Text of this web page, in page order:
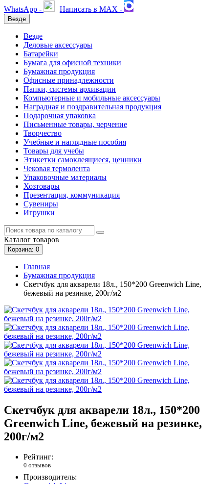
WhatsApp - Написать в MAX -
Везде
Везде
Деловые аксессуары
Батарейки
Бумага для офисной техники
Бумажная продукция
Офисные принадлежности
Папки, системы архивации
Компьютерные и мобильные аксессуары
Наградная и поздравительная продукция
Подарочная упаковка
Письменные товары, черчение
Творчество
Учебные и наглядные пособия
Товары для учебы
Этикетки самоклеящиеся, ценники
Чековая термолента
Упаковочные материалы
Хозтовары
Презентация, коммуникация
Сувениры
Игрушки
Каталог товаров
Корзина: 0
Главная
Бумажная продукция
Скетчбук для акварели 18л., 150*200 Greenwich Line,
бежевый на резинке, 200г/м2
Скетчбук для акварели 18л., 150*200
Greenwich Line, бежевый на резинке,
200г/м2
Рейтинг:
0 отзывов
Производитель: